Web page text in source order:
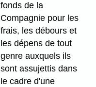
fonds de la
Compagnie pour les
frais, les débours et
les dépens de tout
genre auxquels ils
sont assujettis dans
le cadre d'une